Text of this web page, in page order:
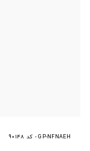
GP-NFNAEH - کد 90148